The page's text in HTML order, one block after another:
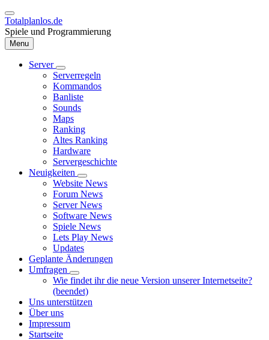
Direkt
zum
Inhalt
Totalplanlos.de
Spiele und Programmierung
Menu
Hauptnavigation
Server
Unternavigation
von
Server
Serverregeln
Kommandos
Banliste
Sounds
Maps
Ranking
Altes Ranking
Hardware
Servergeschichte
Neuigkeiten
Unternavigation
von
Neuigkeiten
Website News
Forum News
Server News
Software News
Spiele News
Lets Play News
Updates
Geplante Änderungen
Umfragen
Unternavigation
von
Umfragen
Wie findet ihr die neue Version unserer Internetseite?
(beendet)
Uns unterstützen
Über uns
Impressum
Startseite